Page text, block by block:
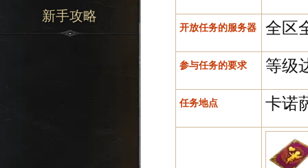
新手攻略
开放任务的服务器 全区
参与任务的要求 等级
任务地点 卡诺